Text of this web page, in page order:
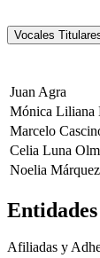
Vocales
Juan Agra
Mónica Liliana
Marcelo
Celia Luna
Noelia Márquez
Entidades
Afiliadas y